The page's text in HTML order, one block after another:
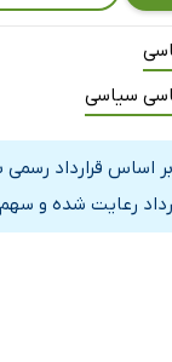
سیاسی
اساس قرارداد
رعایت شده و